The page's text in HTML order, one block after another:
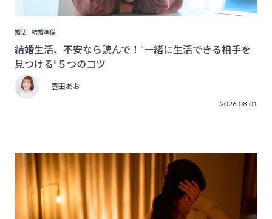
婚活 結婚準備
結婚生活、不安なら読んで！“一緒に生活できる相手を
見つける”５つのコツ
豊田あお
2026.08.01